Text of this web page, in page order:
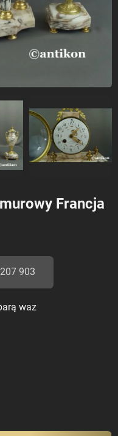
Francja
903
waz